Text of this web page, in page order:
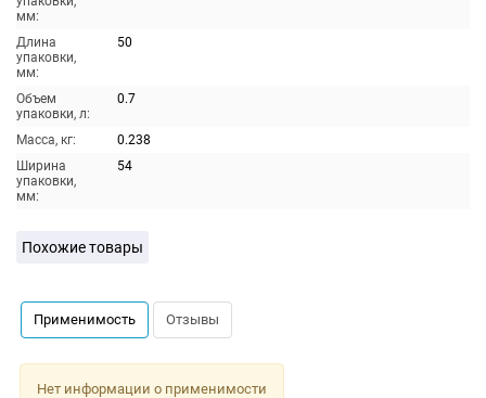
мм:
Длина
упаковки,
мм:
50
Объем
упаковки, л:
0.7
Масса, кг:
0.238
Ширина
упаковки,
мм:
54
Похожие товары
Применимость Отзывы
Нет информации о применимости